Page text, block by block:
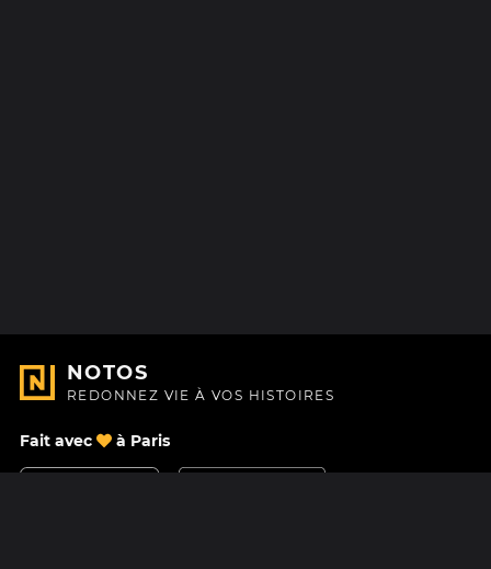
NOTOS
REDONNEZ VIE À VOS HISTOIRES
Fait avec à Paris